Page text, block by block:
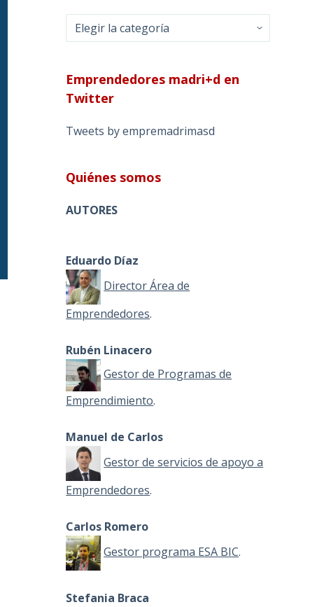
Categorías
Emprendedores madri+d en
Twitter
Tweets by empremadrimasd
Quiénes somos
AUTORES
Eduardo Díaz
Director Área de
Emprendedores.
Rubén Linacero
Gestor de Programas de
Emprendimiento.
Manuel de Carlos
Gestor de servicios de apoyo a
Emprendedores.
Carlos Romero
Gestor programa ESA BIC.
Stefania Braca